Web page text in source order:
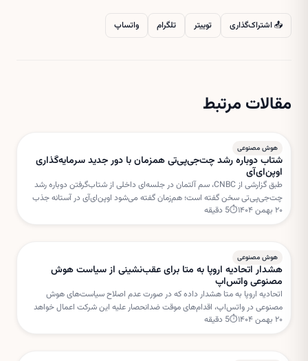
📤 اشتراک‌گذاری توییتر تلگرام واتساپ
مقالات مرتبط
هوش مصنوعی
شتاب دوباره رشد چت‌جی‌پی‌تی همزمان با دور جدید سرمایه‌گذاری
اوپن‌ای‌آی
طبق گزارشی از CNBC، سم آلتمان در جلسه‌ای داخلی از شتاب‌گرفتن دوباره رشد
چت‌جی‌پی‌تی سخن گفته است؛ هم‌زمان گفته می‌شود اوپن‌ای‌آی در آستانه جذب
دور جدیدی از سرمایه‌گذاری با ارزش‌گذاری بسیار بالا است.
۲۰ بهمن ۱۴۰۴ ⏱
5 دقیقه
هوش مصنوعی
هشدار اتحادیه اروپا به متا برای عقب‌نشینی از سیاست هوش
مصنوعی واتس‌اپ
اتحادیه اروپا به متا هشدار داده که در صورت عدم اصلاح سیاست‌های هوش
مصنوعی در واتس‌اپ، اقدام‌های موقت ضدانحصار علیه این شرکت اعمال خواهد
شد. بروکسل نگران استفاده متا از داده‌های کاربران برای خدمات هوش مصنوعی
۲۰ بهمن ۱۴۰۴ ⏱
5 دقیقه